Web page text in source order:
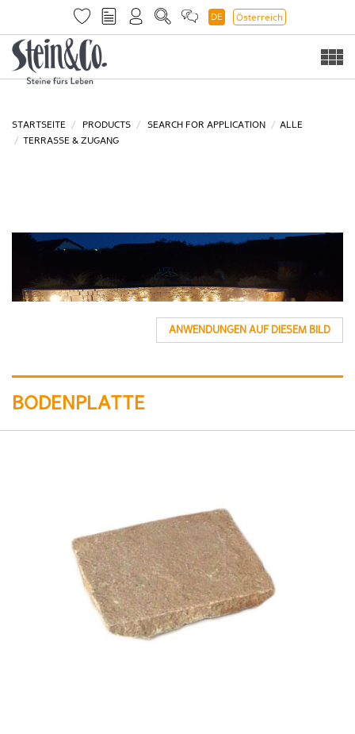
DE Österreich
STARTSEITE PRODUCTS SEARCH FOR APPLICATION
ALLE
TERRASSE & ZUGANG
ANWENDUNGEN AUF DIESEM BILD
BODENPLATTE